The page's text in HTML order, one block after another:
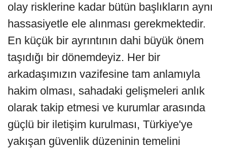
olay risklerine kadar bütün başlıkların aynı
hassasiyetle ele alınması gerekmektedir.
En küçük bir ayrıntının dahi büyük önem
taşıdığı bir dönemdeyiz. Her bir
arkadaşımızın vazifesine tam anlamıyla
hakim olması, sahadaki gelişmeleri anlık
olarak takip etmesi ve kurumlar arasında
güçlü bir iletişim kurulması, Türkiye'ye
yakışan güvenlik düzeninin temelini